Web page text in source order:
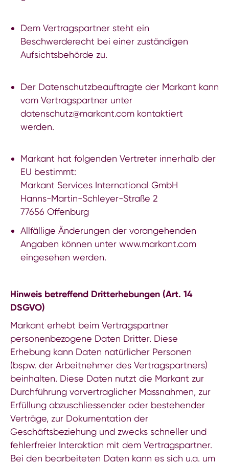
Dem Vertragspartner steht ein
Beschwerderecht bei einer zuständigen
Aufsichtsbehörde zu.
Der Datenschutzbeauftragte der Markant kann
vom Vertragspartner unter
datenschutz@markant.com kontaktiert
werden.
Markant hat folgenden Vertreter innerhalb der
EU bestimmt:
Markant Services International GmbH
Hanns-Martin-Schleyer-Straße 2
77656 Offenburg
Allfällige Änderungen der vorangehenden
Angaben können unter www.markant.com
eingesehen werden.
Hinweis betreffend Dritterhebungen (Art. 14
DSGVO)
Markant erhebt beim Vertragspartner
personenbezogene Daten Dritter. Diese
Erhebung kann Daten natürlicher Personen
(bspw. der Arbeitnehmer des Vertragspartners)
beinhalten. Diese Daten nutzt die Markant zur
Durchführung vorvertraglicher Massnahmen, zur
Erfüllung abzuschliessender oder bestehender
Verträge, zur Dokumentation der
Geschäftsbeziehung und zwecks schneller und
fehlerfreier Interaktion mit dem Vertragspartner.
Bei den bearbeiteten Daten kann es sich u.a. um